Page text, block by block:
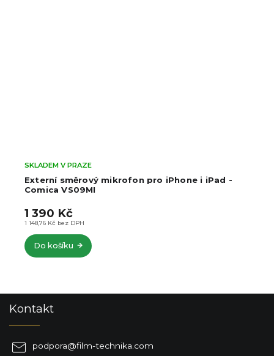
Externí směrový mikrofon pro iPhone i iPad -
Comica VS09MI
SKLADEM V PRAZE
1 148,76 Kč bez DPH
1 390 Kč
Do košíku
Kontakt
podpora@film-technika.com